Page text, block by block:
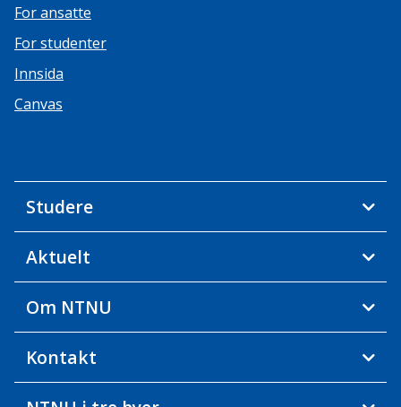
For ansatte
For studenter
Innsida
Canvas
Studere
Aktuelt
Om NTNU
Kontakt